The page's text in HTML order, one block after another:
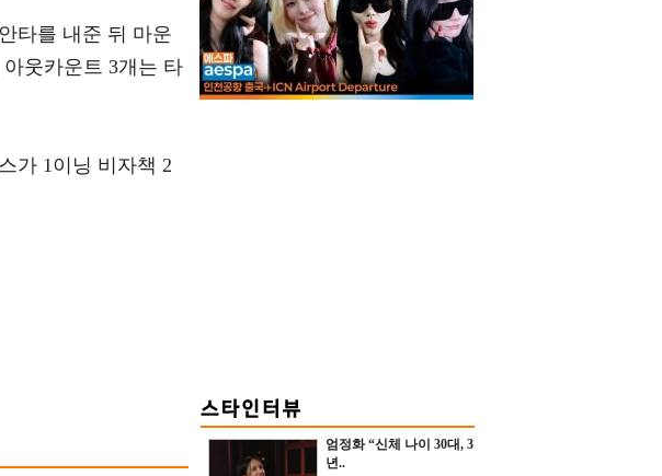
타를 내준 뒤 마운
웃카운트 3개는 타
가 1이닝 비자책 2
엄정화 “신체 나이 30대, 3
년..